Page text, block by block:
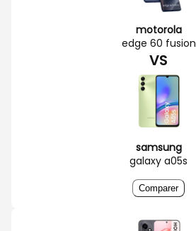
motorola
edge 60 fusion
VS
samsung
galaxy a05s
Comparer